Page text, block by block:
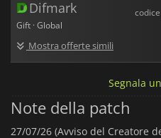
Difmark
Gift · Global
Mostra offerte simili
Segnala
Note della patch
27/07/26 (Avviso del Creatore